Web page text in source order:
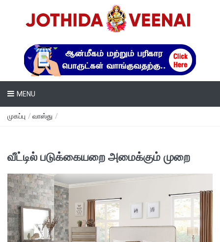
MENU
முகப்பு / வாஸ்து /
வீட்டில் படுக்கையறை அமைக்கும் முறை